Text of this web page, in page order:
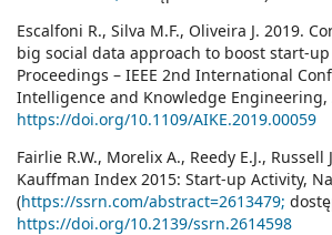
Escalfoni R., Silva M.F., Oliveira J. 2019.
big social data approach to boost start-up
Proceedings – IEEE 2nd International
Intelligence and Knowledge Engineering,
https://doi.org/10.1109/AIKE.2019.00059
Fairlie R.W., Morelix A., Reedy E.J., Russell
Kauffman Index 2015: Start-up Activity,
(https://ssrn.com/abstract=2613479;
https://doi.org/10.2139/ssrn.2614598